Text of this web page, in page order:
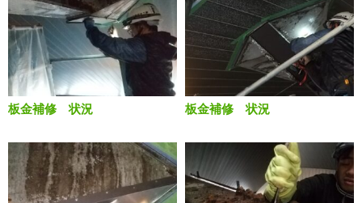
板金補修 状況 板金補修 状況